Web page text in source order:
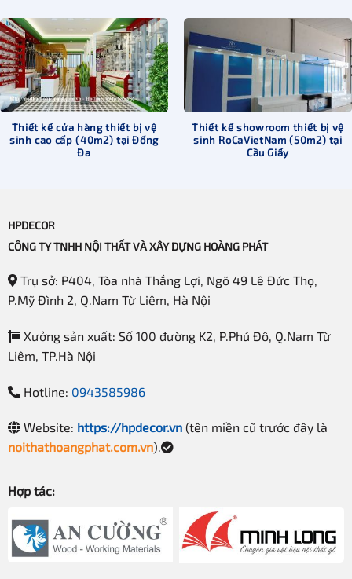
Thiết kế cửa hàng thiết bị vệ
sinh cao cấp (40m2) tại Đống
Đa
Thiết kế showroom thiết bị vệ
sinh RoCaVietNam (50m2) tại
Cầu Giấy
HPDECOR
CÔNG TY TNHH NỘI THẤT VÀ XÂY DỰNG HOÀNG PHÁT
Trụ sở: P404, Tòa nhà Thắng Lợi, Ngõ 49 Lê Đức Thọ,
P.Mỹ Đình 2, Q.Nam Từ Liêm, Hà Nội
Xưởng sản xuất: Số 100 đường K2, P.Phú Đô, Q.Nam Từ
Liêm, TP.Hà Nội
Hotline: 0943585986
Website: https://hpdecor.vn(tên miền cũ trước đây là
noithathoangphat.com.vn).
Hợp tác: